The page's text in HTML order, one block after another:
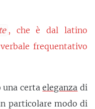
, che è dal latino
frequentativo
una certaeleganza di
particolare modo di